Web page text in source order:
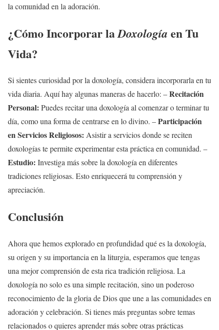
la comunidad en la adoración.
¿Cómo Incorporar laDoxología en Tu
Vida?
Si sientes curiosidad por la doxología, considera incorporarla en tu
vida diaria. Aquí hay algunas maneras de hacerlo: –Recitación
Personal: Puedes recitar una doxología al comenzar o terminar tu
día, como una forma de centrarse en lo divino. –Participación
en Servicios Religiosos: Asistir a servicios donde se reciten
doxologías te permite experimentar esta práctica en comunidad. –
Estudio: Investiga más sobre la doxología en diferentes
tradiciones religiosas. Esto enriquecerá tu comprensión y
apreciación.
Conclusión
Ahora que hemos explorado en profundidad qué es la doxología,
su origen y su importancia en la liturgia, esperamos que tengas
una mejor comprensión de esta rica tradición religiosa. La
doxología no solo es una simple recitación, sino un poderoso
reconocimiento de la gloria de Dios que une a las comunidades en
adoración y celebración. Si tienes más preguntas sobre temas
relacionados o quieres aprender más sobre otras prácticas